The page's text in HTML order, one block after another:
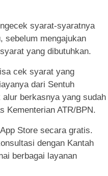
syarat-syaratnya
sebelum mengajukan
yang dibutuhkan.
cek syarat yang
dari Sentuh
berkasnya yang sudah
Kementerian ATR/BPN.
Store secara gratis.
dengan Kantah
berbagai layanan